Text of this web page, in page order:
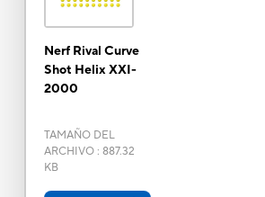
Nerf Rival Curve
Shot Helix XXI-
2000
TAMAÑO DEL
ARCHIVO: 887.32
KB